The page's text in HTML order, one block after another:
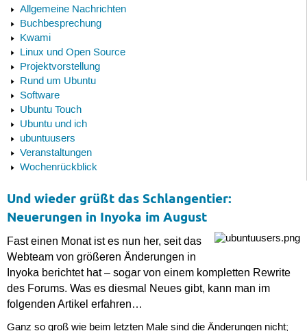
Allgemeine Nachrichten
Buchbesprechung
Kwami
Linux und Open Source
Projektvorstellung
Rund um Ubuntu
Software
Ubuntu Touch
Ubuntu und ich
ubuntuusers
Veranstaltungen
Wochenrückblick
Und wieder grüßt das Schlangentier:
Neuerungen in Inyoka im August
Fast einen Monat ist es nun her, seit das
Webteam von größeren Änderungen in
Inyoka berichtet hat – sogar von einem kompletten Rewrite
des Forums. Was es diesmal Neues gibt, kann man im
folgenden Artikel erfahren…
Ganz so groß wie beim letzten Male sind die Änderungen nicht;